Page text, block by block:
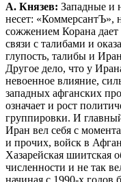
А. Князев: Западные и
несет: «КоммерсантЪ»,
сожжением Корана дает
связи с талибами и
глупость, талибы и
Другое дело, что у
невоенное влияние,
западных афганских
означает и рост
группировки. И
Иран вел себя с
и прочих, войск в
Хазарейская шиитская
численности и не так